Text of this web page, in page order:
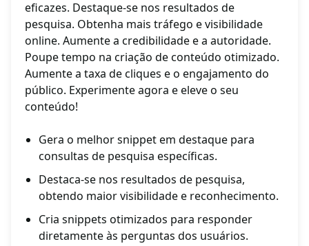
eficazes. Destaque-se nos resultados de
pesquisa. Obtenha mais tráfego e visibilidade
online. Aumente a credibilidade e a autoridade.
Poupe tempo na criação de conteúdo otimizado.
Aumente a taxa de cliques e o engajamento do
público. Experimente agora e eleve o seu
conteúdo!
Gera o melhor snippet em destaque para
consultas de pesquisa específicas.
Destaca-se nos resultados de pesquisa,
obtendo maior visibilidade e reconhecimento.
Cria snippets otimizados para responder
diretamente às perguntas dos usuários.